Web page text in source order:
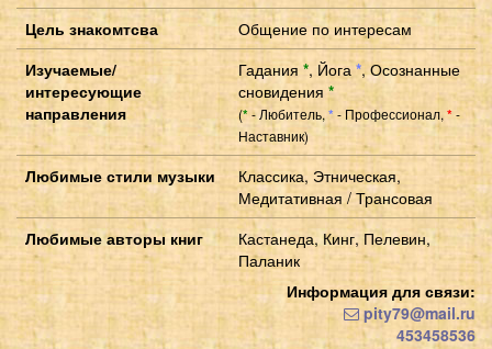
Цель знакомтсва
Общение по интересам
Изучаемые/
интересующие
направления
Гадания *, Йога*,Осознанные
сновидения *
(*- Любитель, * - Профессионал, *-
Наставник)
Любимые стили музыки
Классика, Этническая,
Медитативная / Трансовая
Любимые авторы книг
Кастанеда, Кинг, Пелевин,
Паланик
Информация для связи:
pity79@mail.ru
453458536